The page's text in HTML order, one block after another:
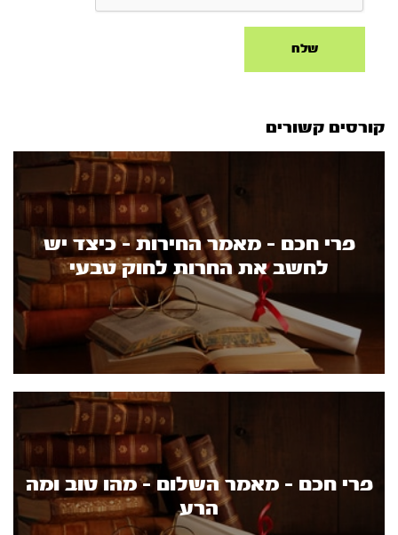
קורסים קשורים
פרי חכם - מאמר החירות - כיצד יש
לחשב את החרות לחוק טבעי
פרי חכם - מאמר השלום - מהו טוב ומה
הרע